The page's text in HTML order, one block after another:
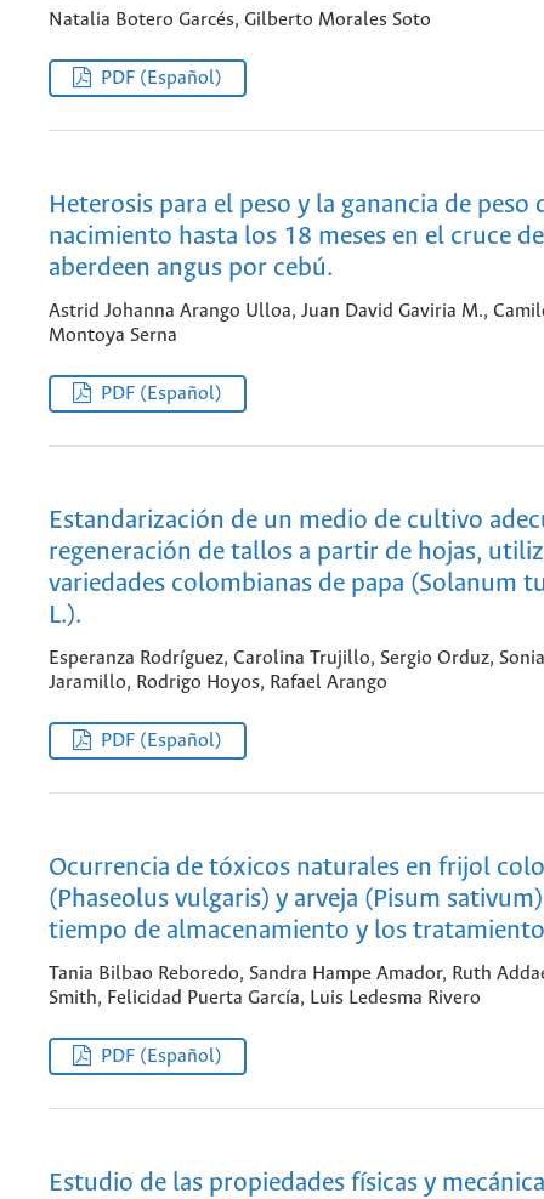
Natalia Botero Garcés, Gilberto Morales Soto
PDF (Español)
Heterosis para el peso y la ganancia de peso
nacimiento hasta los 18 meses en el cruce
aberdeen angus por cebú.
Astrid Johanna Arango Ulloa, Juan David Gaviria M.,
Montoya Serna
PDF (Español)
Estandarización de un medio de cultivo
regeneración de tallos a partir de hojas,
variedades colombianas de papa (Solanum
L.).
Esperanza Rodríguez, Carolina Trujillo, Sergio Orduz, Sonia
Jaramillo, Rodrigo Hoyos, Rafael Arango
PDF (Español)
Ocurrencia de tóxicos naturales en frijol
(Phaseolus vulgaris) y arveja (Pisum
tiempo de almacenamiento y los
Tania Bilbao Reboredo, Sandra Hampe Amador, Ruth
Smith, Felicidad Puerta García, Luis Ledesma Rivero
PDF (Español)
Estudio de las propiedades físicas y